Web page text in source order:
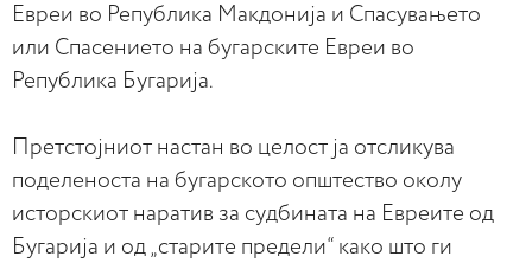
Евреи во Република Макдонија и Спасувањето
или Спасението на бугарските Евреи во
Република Бугарија.
Претстојниот настан во целост ја отсликува
поделеноста на бугарското општество околу
исторскиот наратив за судбината на Евреите од
Бугарија и од „старите предели“ како што ги